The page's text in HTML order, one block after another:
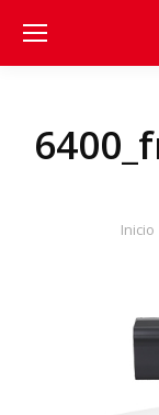
Estás
Inicio